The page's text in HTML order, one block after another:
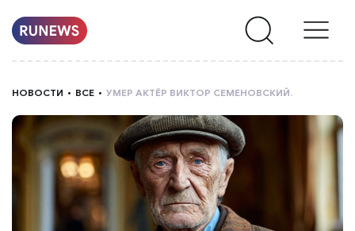
РУБРИКИ
НОВОСТИ ВСЕ УМЕР АКТЁР ВИКТОР СЕМЕНОВСКИЙ.